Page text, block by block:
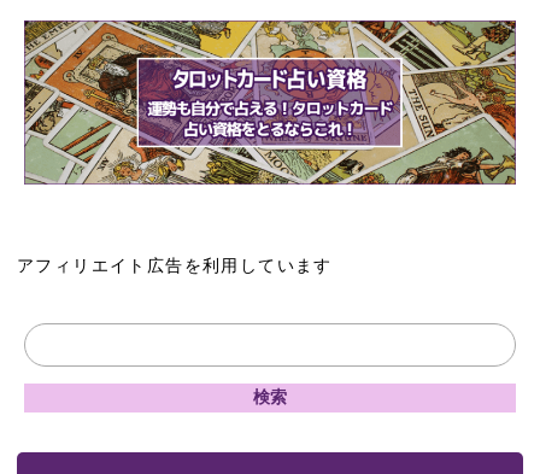
アフィリエイト広告を利用しています